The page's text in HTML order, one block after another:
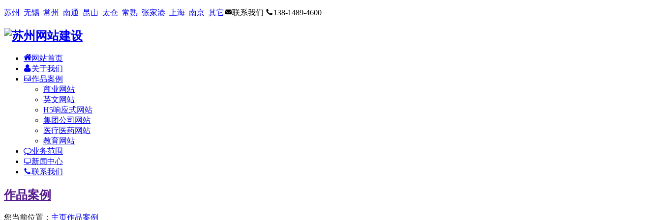
苏州 无锡 常州 南通 昆山 太仓 常熟 张家港 上海 南京 其它 联系我们 138-1489-4600
网站首页
关于我们
作品案例
商业网站
英文网站
H5响应式网站
集团公司网站
医疗医药网站
教育网站
业务范围
新闻中心
联系我们
作品案例
您当前位置： 主页作品案例